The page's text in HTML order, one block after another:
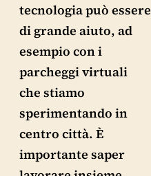
tecnologia può essere
di grande aiuto, ad
esempio con i
parcheggi virtuali
che stiamo
sperimentando in
centro città. È
importante saper